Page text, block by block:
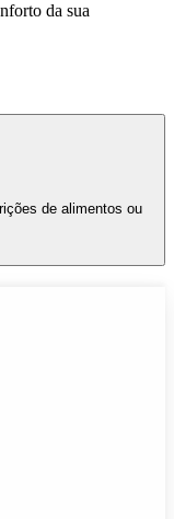
da sua
de alimentos ou